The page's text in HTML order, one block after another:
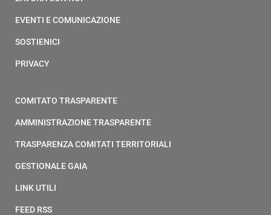
EVENTI E COMUNICAZIONE
SOSTIENICI
PRIVACY
COMITATO TRASPARENTE
AMMINISTRAZIONE TRASPARENTE
TRASPARENZA COMITATI TERRITORIALI
GESTIONALE GAIA
LINK UTILI
FEED RSS